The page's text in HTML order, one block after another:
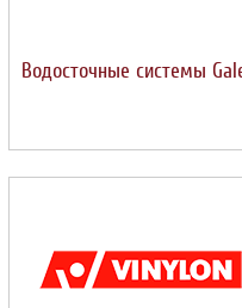
Водосточные системы